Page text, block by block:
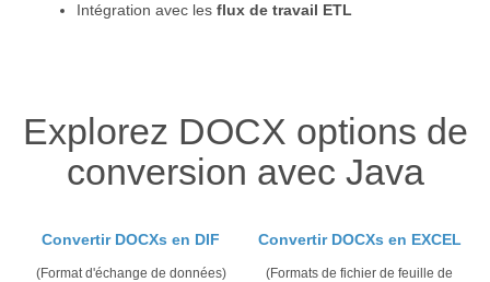
Intégration avec les flux de travail ETL
Explorez DOCX options de
conversion avec Java
Convertir DOCXs en DIF
(Format d'échange de données)
Convertir DOCXs en EXCEL
(Formats de fichier de feuille de